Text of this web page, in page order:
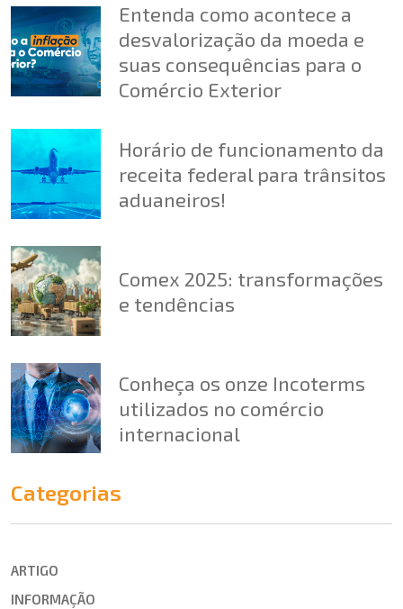
Entenda como acontece a
desvalorização da moeda e
suas consequências para o
Comércio Exterior
Horário de funcionamento da
receita federal para trânsitos
aduaneiros!
Comex 2025: transformações
e tendências
Conheça os onze Incoterms
utilizados no comércio
internacional
Categorias
ARTIGO
INFORMAÇÃO